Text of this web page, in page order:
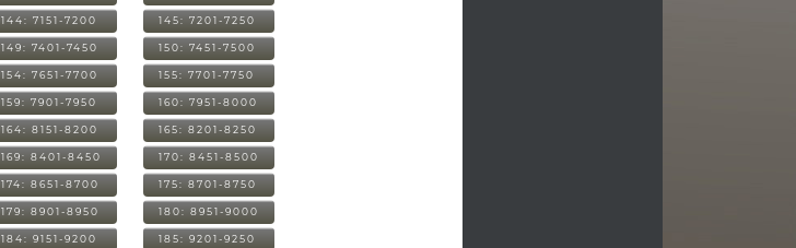
144: 7151-7200 145: 7201-7250
149: 7401-7450 150: 7451-7500
154: 7651-7700 155: 7701-7750
159: 7901-7950 160: 7951-8000
164: 8151-8200 165: 8201-8250
169: 8401-8450 170: 8451-8500
174: 8651-8700 175: 8701-8750
179: 8901-8950 180: 8951-9000
184: 9151-9200 185: 9201-9250